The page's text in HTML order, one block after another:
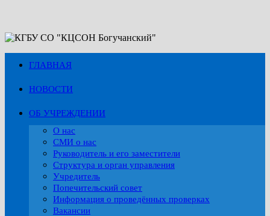
Перейти
к
содержимому
ГЛАВНАЯ
НОВОСТИ
ОБ УЧРЕЖДЕНИИ
О нас
СМИ о нас
Руководитель и его заместители
Структура и орган управления
Учредитель
Попечительский совет
Информация о проведённых проверках
Вакансии